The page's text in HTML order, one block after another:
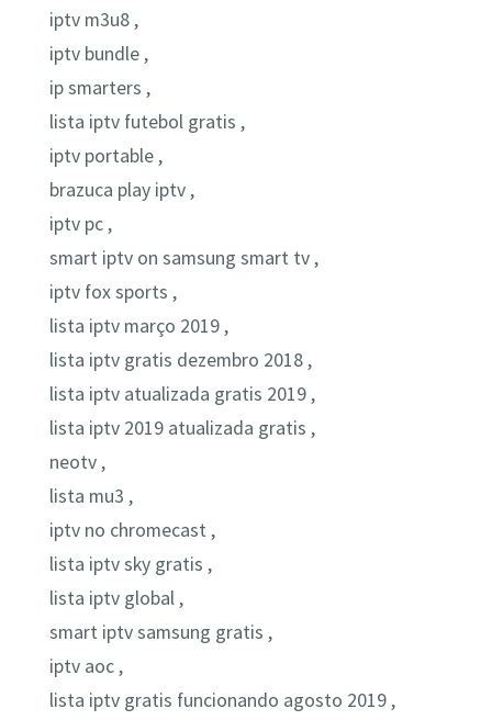
iptv m3u8 ,
iptv bundle ,
ip smarters ,
lista iptv futebol gratis ,
iptv portable ,
brazuca play iptv ,
iptv pc ,
smart iptv on samsung smart tv ,
iptv fox sports ,
lista iptv março 2019 ,
lista iptv gratis dezembro 2018 ,
lista iptv atualizada gratis 2019 ,
lista iptv 2019 atualizada gratis ,
neotv ,
lista mu3 ,
iptv no chromecast ,
lista iptv sky gratis ,
lista iptv global ,
smart iptv samsung gratis ,
iptv aoc ,
lista iptv gratis funcionando agosto 2019 ,